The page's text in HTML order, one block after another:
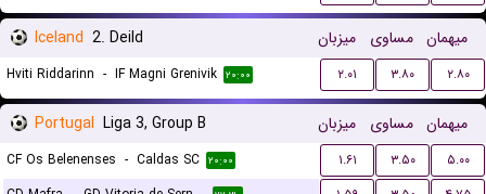
Iceland 2. Deild میزبان مساوی میهمان
Hviti Riddarinn - IF Magni Grenivik ۲۰:۰۰ ۲.۰۱ ۳.۸۰ ۲.۸۰
Portugal Liga 3, Group B میزبان مساوی میهمان
CF Os Belenenses - Caldas SC ۲۰:۰۰ ۱.۶۱ ۳.۵۰
۵.۰۰